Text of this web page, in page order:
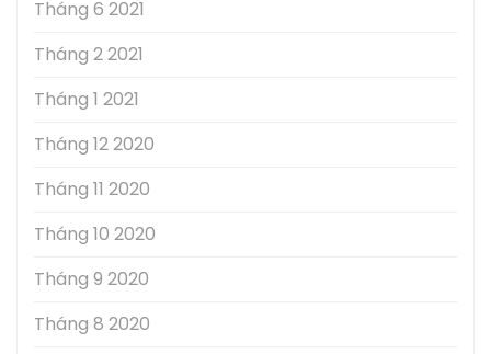
Tháng 6 2021
Tháng 2 2021
Tháng 1 2021
Tháng 12 2020
Tháng 11 2020
Tháng 10 2020
Tháng 9 2020
Tháng 8 2020